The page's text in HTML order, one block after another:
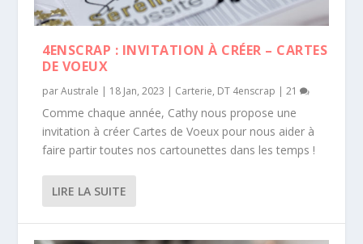
4ENSCRAP : INVITATION À CRÉER – CARTES
DE VOEUX
parAustrale 18 Jan, 2023 Carterie, DT 4enscrap |21
Comme chaque année, Cathy nous propose une
invitation à créer Cartes de Voeux pour nous aider à
faire partir toutes nos cartounettes dans les temps !
LIRE LA SUITE